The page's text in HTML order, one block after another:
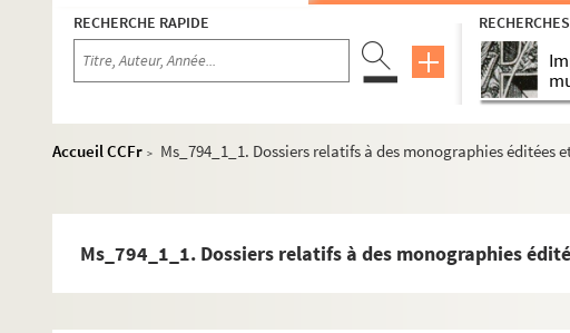
RECHERCHE RAPIDE
Accueil CCFr >
Ms_794_1_1. Dossiers relatifs à des monographies éditées
Ms_794_1_1. Dossiers relatifs à des monographies